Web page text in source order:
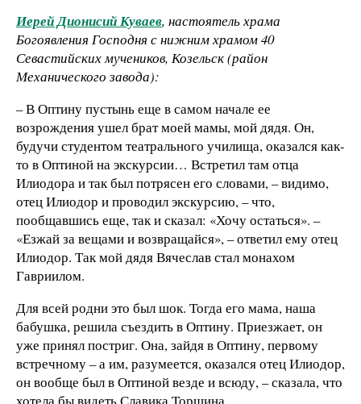
Иерей Дионисий Куваев, настоятель храма
Богоявления Господня с нижним храмом 40
Севастийских мучеников, Козельск (район
Механического завода):
– В Оптину пустынь еще в самом начале ее
возрождения ушел брат моей мамы, мой дядя. Он,
будучи студентом театрального училища, оказался как-
то в Оптиной на экскурсии… Встретил там отца
Илиодора и так был потрясен его словами, – видимо,
отец Илиодор и проводил экскурсию, – что,
пообщавшись еще, так и сказал: «Хочу остаться». –
«Езжай за вещами и возвращайся», – ответил ему отец
Илиодор. Так мой дядя Вячеслав стал монахом
Гавриилом.
Для всей родни это был шок. Тогда его мама, наша
бабушка, решила съездить в Оптину. Приезжает, он
уже принял постриг. Она, зайдя в Оптину, первому
встречному – а им, разумеется, оказался отец Илиодор,
он вообще был в Оптиной везде и всюду, – сказала, что
хотела бы видеть Славика Торшина…